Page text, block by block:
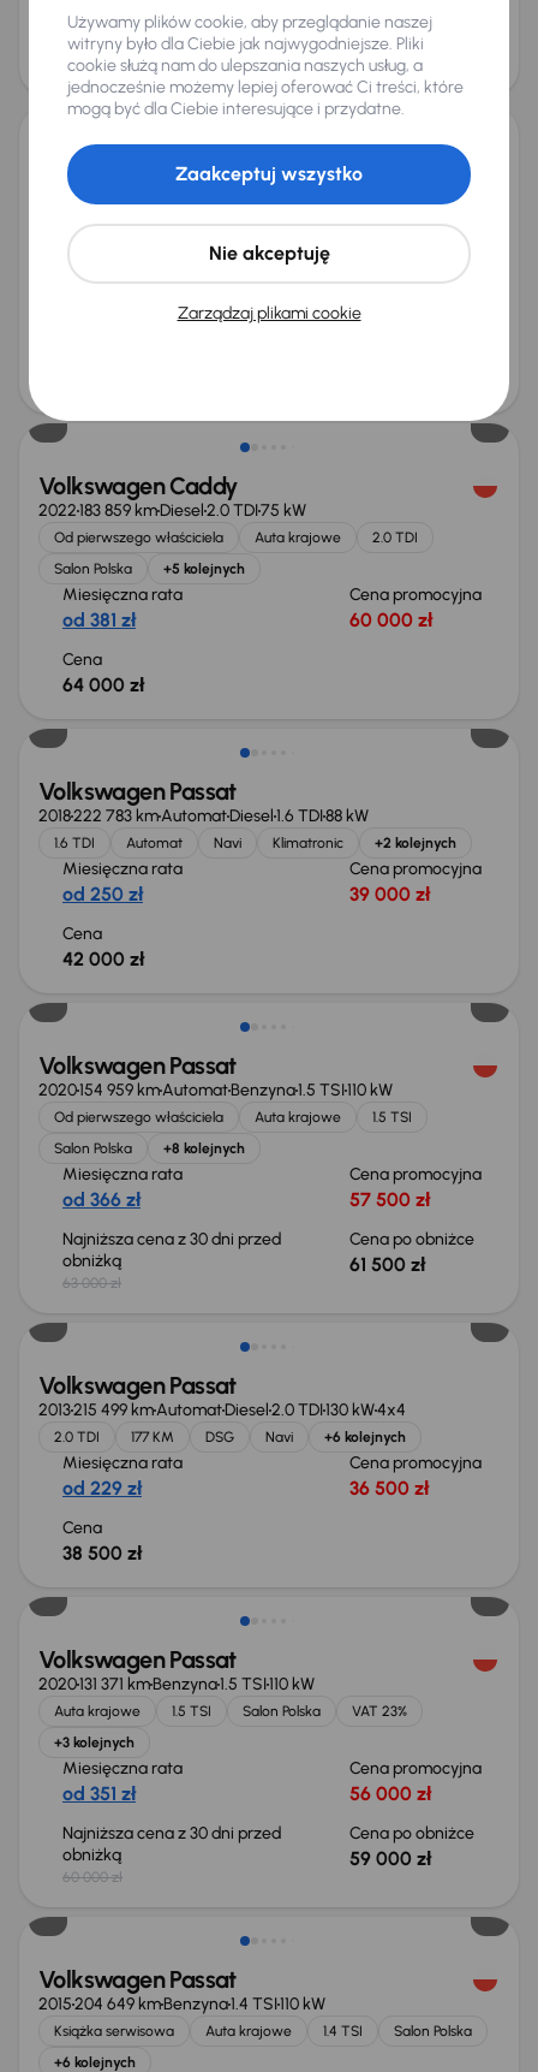
Najniższa cena z 30 dni przed
obniżką
63 000 zł
Cena po obniżce
62 500 zł
Możliwość odliczenia VAT
Volkswagen ID.4 Pro Perf. (82 kWh)
2020
Pro Perf. (82 kWh)
SoH 90% VAT 23% Skóra
Miesięczna rata Cena promocyjna
94 000 zł
Volkswagen Caddy
2022183 859 kmDiesel2.0 TDI75 kW
Od pierwszego właściciela Auta krajowe
2.0 TDI
Salon Polska
+5 kolejnych
Miesięczna rata
od 381 zł
Cena promocyjna
60 000 zł
Cena
64 000 zł
Volkswagen Passat
2018222 783 kmAutomatDiesel1.6 TDI88 kW
1.6 TDI Automat Navi Klimatronic +2 kolejnych
Miesięczna rata
od 250 zł
Cena promocyjna
39 000 zł
Cena
42 000 zł
Volkswagen Passat
2020154 959 kmAutomatBenzyna1.5 TSI110 kW
Od pierwszego właściciela Auta krajowe
1.5 TSI
Salon Polska
+8 kolejnych
Miesięczna rata
od 366 zł
Cena promocyjna
57 500 zł
Najniższa cena z 30 dni przed
obniżką
63 000 zł
Cena po obniżce
61 500 zł
Volkswagen Passat
2013215 499 kmAutomatDiesel2.0 TDI130 kW4x4
2.0 TDI 177 KM DSG Navi +6 kolejnych
Miesięczna rata
od 229 zł
Cena promocyjna
36 500 zł
Cena
38 500 zł
Taniej o 1 000 zł
Volkswagen Passat
2020131 371 kmBenzyna1.5 TSI110 kW
Auta krajowe 1.5 TSI Salon Polska
VAT 23%
+3 kolejnych
Miesięczna rata
od 351 zł
Cena promocyjna
56 000 zł
Najniższa cena z 30 dni przed
obniżką
60 000 zł
Cena po obniżce
59 000 zł
Taniej o 1 500 zł
Volkswagen Passat
2015204 649 kmBenzyna1.4 TSI110 kW
Książka serwisowa Auta krajowe 1.4 TSI
Salon Polska
+6 kolejnych
Używamy plików cookie, aby przeglądanie naszej
witryny było dla Ciebie jak najwygodniejsze. Pliki
cookie służą nam do ulepszania naszych usług, a
jednocześnie możemy lepiej oferować Ci treści, które
mogą być dla Ciebie interesujące i przydatne.
Zarządzaj plikami cookie
Nie akceptuję
Zaakceptuj wszystko